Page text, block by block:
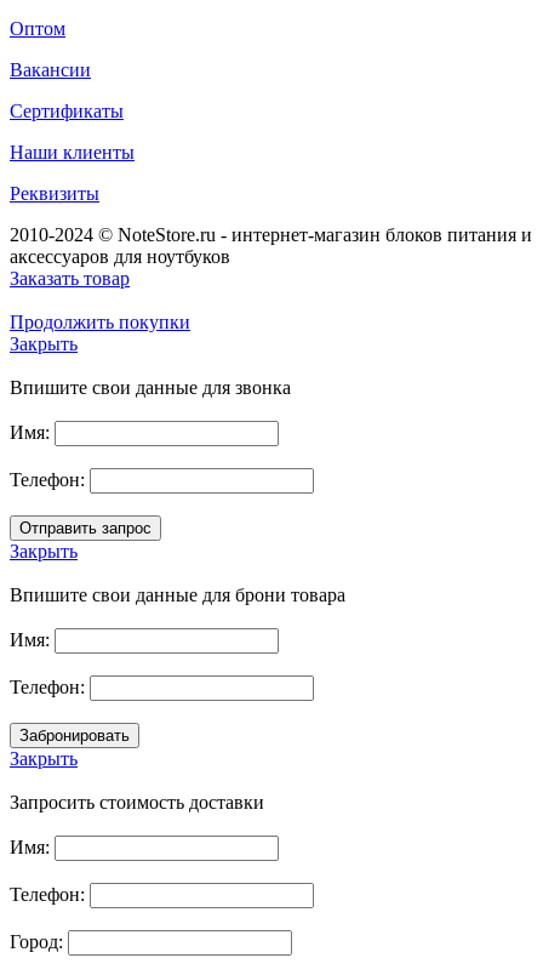
Оптом
Вакансии
Сертификаты
Наши клиенты
Реквизиты
2010-2024 © NoteStore.ru - интернет-магазин блоков питания и
аксессуаров для ноутбуков
Заказать товар
Продолжить покупки
Закрыть
Впишите свои данные для звонка
Имя:
Телефон:
Закрыть
Впишите свои данные для брони товара
Имя:
Телефон:
Закрыть
Запросить стоимость доставки
Имя:
Телефон:
Город: